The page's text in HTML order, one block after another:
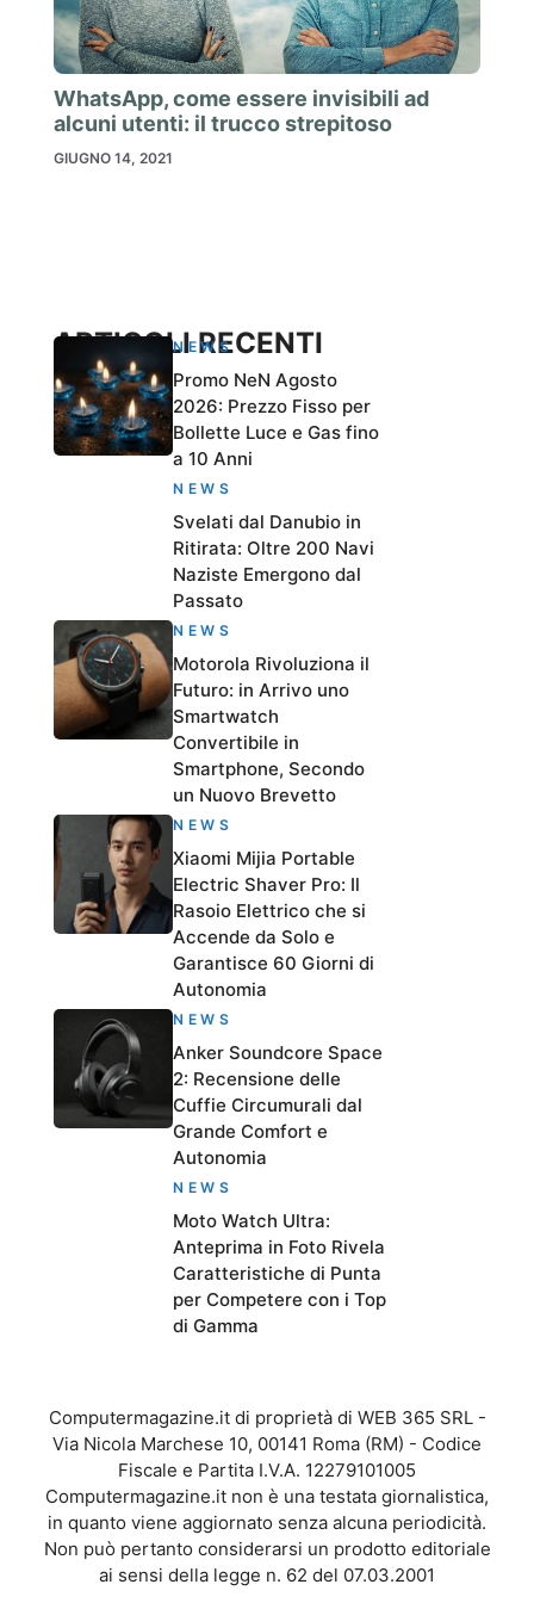
WhatsApp, come essere invisibili ad
alcuni utenti: il trucco strepitoso
GIUGNO 14, 2021
ARTICOLI RECENTI
NEWS
Promo NeN Agosto
2026: Prezzo Fisso per
Bollette Luce e Gas fino
a 10 Anni
NEWS
Svelati dal Danubio in
Ritirata: Oltre 200 Navi
Naziste Emergono dal
Passato
NEWS
Motorola Rivoluziona il
Futuro: in Arrivo uno
Smartwatch
Convertibile in
Smartphone, Secondo
un Nuovo Brevetto
NEWS
Xiaomi Mijia Portable
Electric Shaver Pro: Il
Rasoio Elettrico che si
Accende da Solo e
Garantisce 60 Giorni di
Autonomia
NEWS
Anker Soundcore Space
2: Recensione delle
Cuffie Circumurali dal
Grande Comfort e
Autonomia
NEWS
Moto Watch Ultra:
Anteprima in Foto Rivela
Caratteristiche di Punta
per Competere con i Top
di Gamma
Computermagazine.it di proprietà di WEB 365 SRL -
Via Nicola Marchese 10, 00141 Roma (RM) - Codice
Fiscale e Partita I.V.A. 12279101005
Computermagazine.it non è una testata giornalistica,
in quanto viene aggiornato senza alcuna periodicità.
Non può pertanto considerarsi un prodotto editoriale
ai sensi della legge n. 62 del 07.03.2001